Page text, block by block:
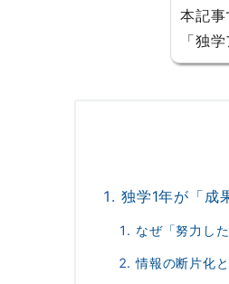
本記
「独
独学1年が「成
なぜ「努力し
情報の断片化